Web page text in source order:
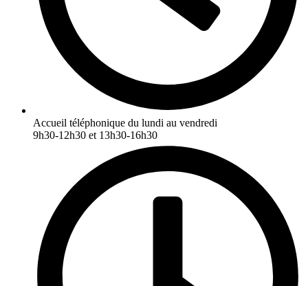
Accueil téléphonique du lundi au vendredi
9h30-12h30 et 13h30-16h30